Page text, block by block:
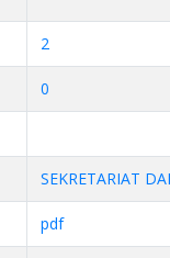
2
0
SEKRETARIAT
pdf